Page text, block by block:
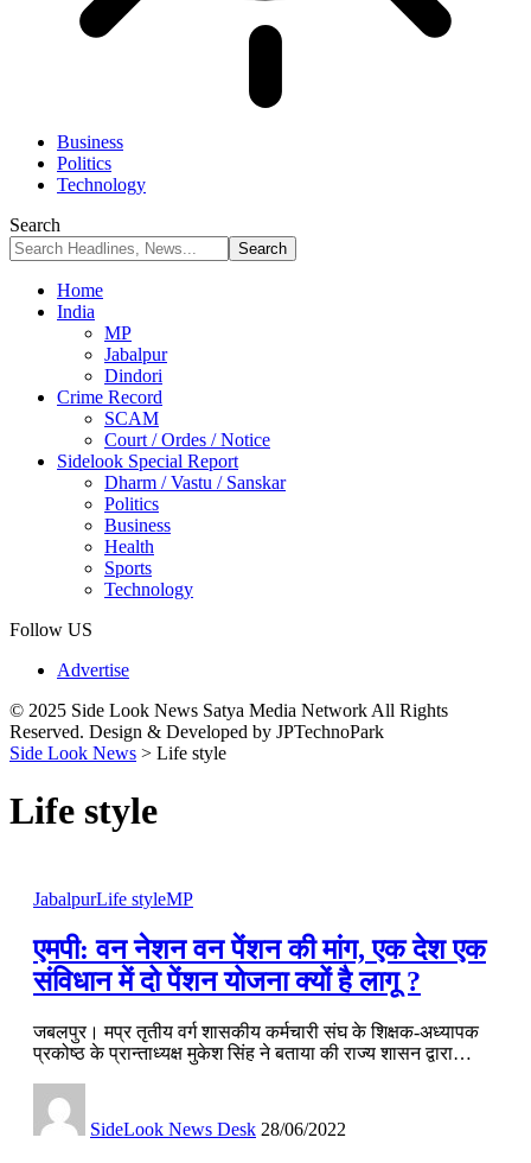
Business
Politics
Technology
Search
Home
India
MP
Jabalpur
Dindori
Crime Record
SCAM
Court / Ordes / Notice
Sidelook Special Report
Dharm / Vastu / Sanskar
Politics
Business
Health
Sports
Technology
Follow US
Advertise
© 2025 Side Look News Satya Media Network All Rights
Reserved. Design & Developed by JPTechnoPark
Side Look News > Life style
Life style
JabalpurLife styleMP
एमपी: वन नेशन वन पेंशन की मांग, एक देश एक
संविधान में दो पेंशन योजना क्यों है लागू ?
जबलपुर। मप्र तृतीय वर्ग शासकीय कर्मचारी संघ के शिक्षक-अध्यापक
प्रकोष्ठ के प्रान्ताध्यक्ष मुकेश सिंह ने बताया की राज्य शासन द्वारा…
SideLook News Desk 28/06/2022